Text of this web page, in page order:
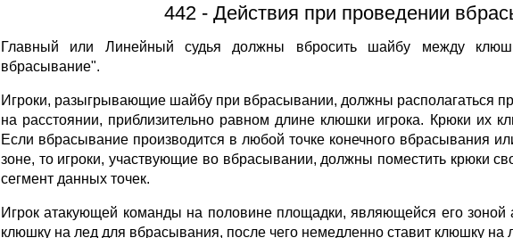
442 - Действия при проведении
Главный или Линейный судья должны вбросить шайбу между
вбрасывание".
Игроки, разыгрывающие шайбу при вбрасывании, должны располагаться
на расстоянии, приблизительно равном длине клюшки игрока. Крюки их
Если вбрасывание произ­водится в любой точке конечного вбрасывания
зоне, то игроки, участвующие во вбрасывании, должны поместить крюки
сегмент данных точек.
Игрок атакующей команды на половине площадки, являющейся его
клюшку на лед для вбрасывания, после чего немедленно ставит клюшку